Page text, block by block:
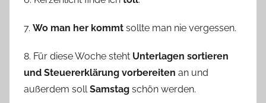
7. Wo man her kommt sollte man nie vergessen.
8. Für diese Woche steht Unterlagen sortieren
und Steuererklärung vorbereiten an und
außerdem soll Samstag schön werden.